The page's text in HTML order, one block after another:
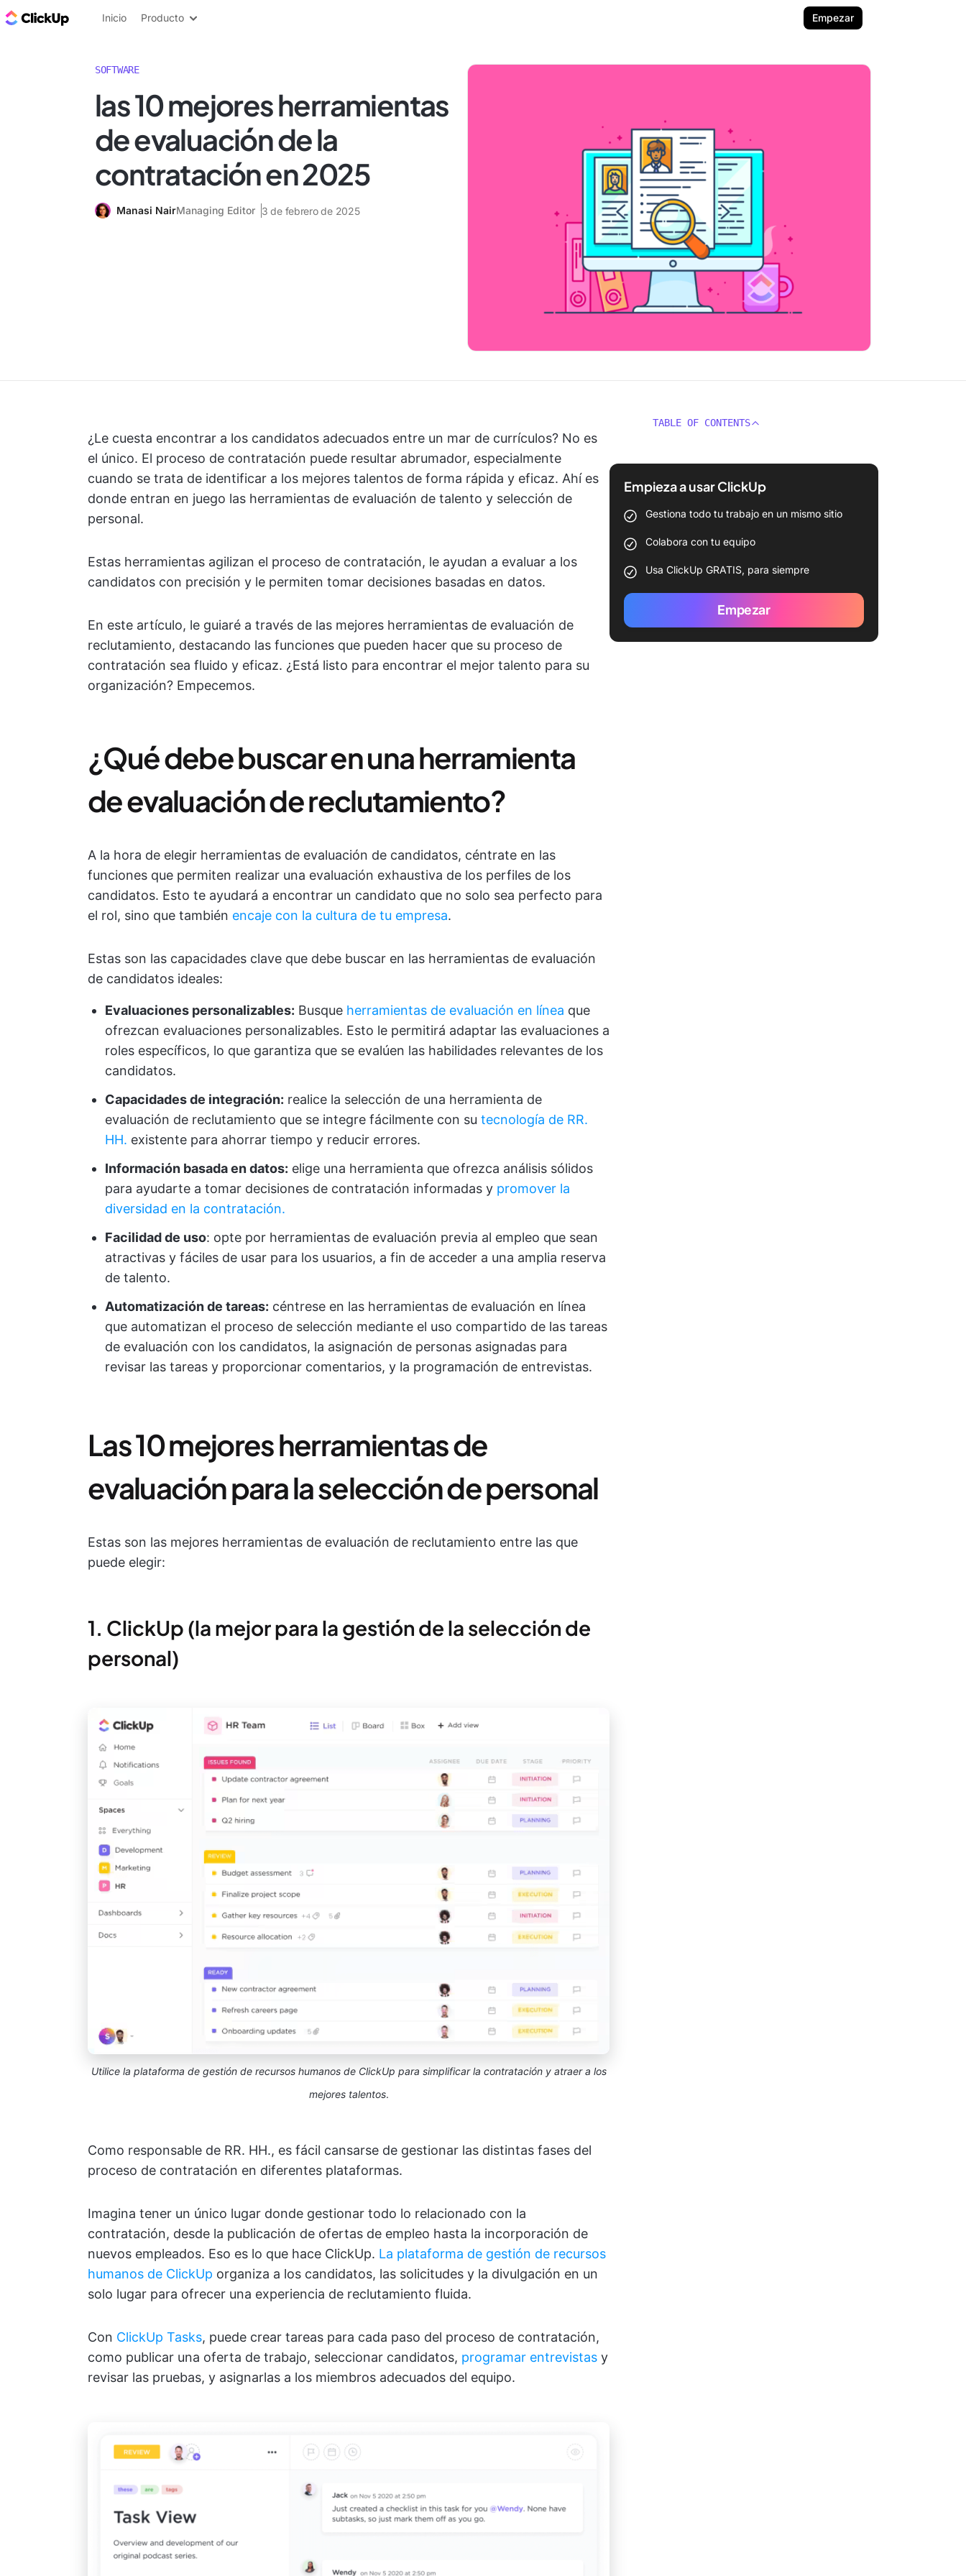
ClickUp Blog
Inicio Producto Empezar
SOFTWARE
las 10 mejores herramientas
de evaluación de la
contratación en 2025
Manasi NairManaging Editor 3 de febrero de 2025
¿Le cuesta encontrar a los candidatos adecuados entre un mar de currículos? No es
el único. El proceso de contratación puede resultar abrumador, especialmente
cuando se trata de identificar a los mejores talentos de forma rápida y eficaz. Ahí es
donde entran en juego las herramientas de evaluación de talento y selección de
personal.
Estas herramientas agilizan el proceso de contratación, le ayudan a evaluar a los
candidatos con precisión y le permiten tomar decisiones basadas en datos.
En este artículo, le guiaré a través de las mejores herramientas de evaluación de
reclutamiento, destacando las funciones que pueden hacer que su proceso de
contratación sea fluido y eficaz. ¿Está listo para encontrar el mejor talento para su
organización? Empecemos.
¿Qué debe buscar en una herramienta
de evaluación de reclutamiento?
A la hora de elegir herramientas de evaluación de candidatos, céntrate en las
funciones que permiten realizar una evaluación exhaustiva de los perfiles de los
candidatos. Esto te ayudará a encontrar un candidato que no solo sea perfecto para
el rol, sino que también encaje con la cultura de tu empresa.
Estas son las capacidades clave que debe buscar en las herramientas de evaluación
de candidatos ideales:
Evaluaciones personalizables: Busque herramientas de evaluación en línea que
ofrezcan evaluaciones personalizables. Esto le permitirá adaptar las evaluaciones a
roles específicos, lo que garantiza que se evalúen las habilidades relevantes de los
candidatos.
Capacidades de integración: realice la selección de una herramienta de
evaluación de reclutamiento que se integre fácilmente con su tecnología de RR.
HH. existente para ahorrar tiempo y reducir errores.
Información basada en datos: elige una herramienta que ofrezca análisis sólidos
para ayudarte a tomar decisiones de contratación informadas y promover la
diversidad en la contratación.
Facilidad de uso: opte por herramientas de evaluación previa al empleo que sean
atractivas y fáciles de usar para los usuarios, a fin de acceder a una amplia reserva
de talento.
Automatización de tareas: céntrese en las herramientas de evaluación en línea
que automatizan el proceso de selección mediante el uso compartido de las tareas
de evaluación con los candidatos, la asignación de personas asignadas para
revisar las tareas y proporcionar comentarios, y la programación de entrevistas.
Las 10 mejores herramientas de
evaluación para la selección de personal
Estas son las mejores herramientas de evaluación de reclutamiento entre las que
puede elegir:
1. ClickUp (la mejor para la gestión de la selección de
personal)
Utilice la plataforma de gestión de recursos humanos de ClickUp para simplificar la contratación y atraer a los
mejores talentos.
Como responsable de RR. HH., es fácil cansarse de gestionar las distintas fases del
proceso de contratación en diferentes plataformas.
Imagina tener un único lugar donde gestionar todo lo relacionado con la
contratación, desde la publicación de ofertas de empleo hasta la incorporación de
nuevos empleados. Eso es lo que hace ClickUp. La plataforma de gestión de recursos
humanos de ClickUp organiza a los candidatos, las solicitudes y la divulgación en un
solo lugar para ofrecer una experiencia de reclutamiento fluida.
Con ClickUp Tasks, puede crear tareas para cada paso del proceso de contratación,
como publicar una oferta de trabajo, seleccionar candidatos, programar entrevistas y
revisar las pruebas, y asignarlas a los miembros adecuados del equipo.
TABLE OF CONTENTS
Empieza a usar ClickUp
Gestiona todo tu trabajo en un mismo sitio
Colabora con tu equipo
Usa ClickUp GRATIS, para siempre
Empezar